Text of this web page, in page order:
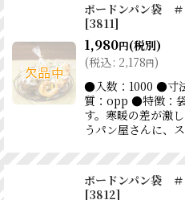
ボードンパン袋
[3811]
1,980円(税別)
(税込: 2,178円)
●入数：1000 ●寸
質：opp ●特徴：
す。寒暖の差が激
うパン屋さんに、
ボードンパン袋
[3812]